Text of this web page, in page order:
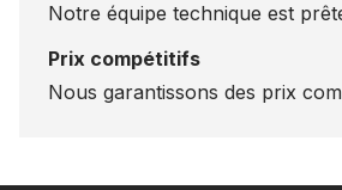
Notre équipe technique est
Prix compétitifs
Nous garantissons des prix